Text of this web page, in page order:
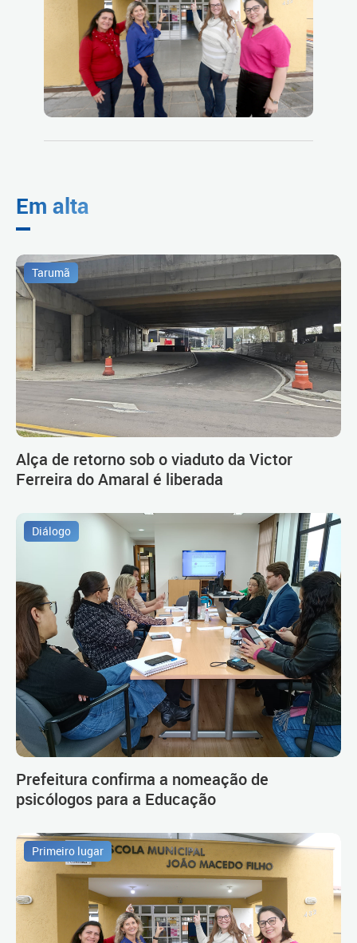
Em alta
Tarumã
Alça de retorno sob o viaduto da Victor
Ferreira do Amaral é liberada
Diálogo
Prefeitura confirma a nomeação de
psicólogos para a Educação
Primeiro lugar